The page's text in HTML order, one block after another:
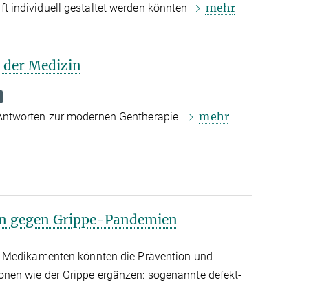
individuell gestaltet werden könnten
mehr
Medizin
zur modernen Gentherapie mehr
gegen Grippe-Pandemien
könnten die Prävention und
wie der Grippe ergänzen: sogenannte defekt-